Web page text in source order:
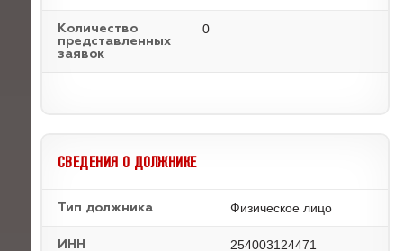
Количество
представленных
заявок
0
СВЕДЕНИЯ О ДОЛЖНИКЕ
Тип должника Физическое лицо
ИНН 254003124471